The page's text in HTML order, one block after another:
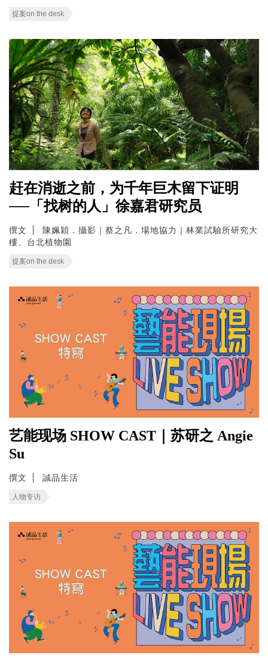
提案on the desk
赶在消逝之前，为千年巨木留下证明
──「找树的人」徐嘉君研究员
撰文
陳姵穎．攝影｜蔡之凡．場地協力｜林業試驗所研究大
樓、台北植物園
提案on the desk
艺能现场 SHOW CAST｜苏研之 Angie
Su
撰文 誠品生活
人物专访